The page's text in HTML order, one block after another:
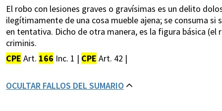
El robo con lesiones graves o gravísimas es un delito
ilegítimamente de una cosa mueble ajena; se consuma
en tentativa. Dicho de otra manera, es la figura básica
criminis.
CPE Art. 166 Inc. 1 | CPE Art. 42 |
OCULTAR FALLOS DEL SUMARIO